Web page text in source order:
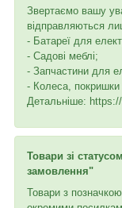
Звертаємо вашу
відправляються
- Батареї для
- Садові меблі;
- Запчастини для
- Колеса,
Детальніше:
Товари зі
замовлення"
Товари з